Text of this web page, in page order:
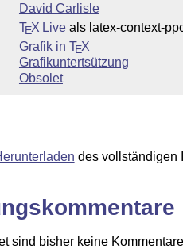
David Carlisle
TEX Liveals latex-context-
Grafik in TEX
Grafikuntertsützung
Obsolet
des vollständigen
sind bisher keine